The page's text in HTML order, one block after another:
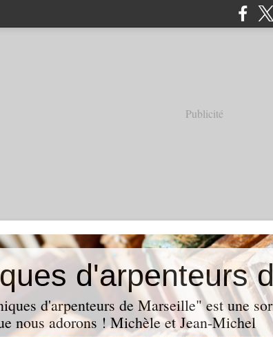
Publicité
d'arpenteurs
d'arpenteurs de Marseille" est une
nous adorons ! Michèle et Jean-Michel